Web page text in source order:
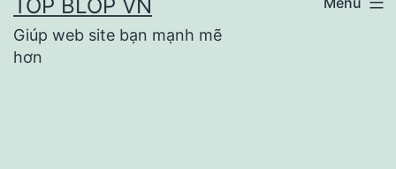
TOP BLOP VN
Giúp web site bạn mạnh mẽ
hơn